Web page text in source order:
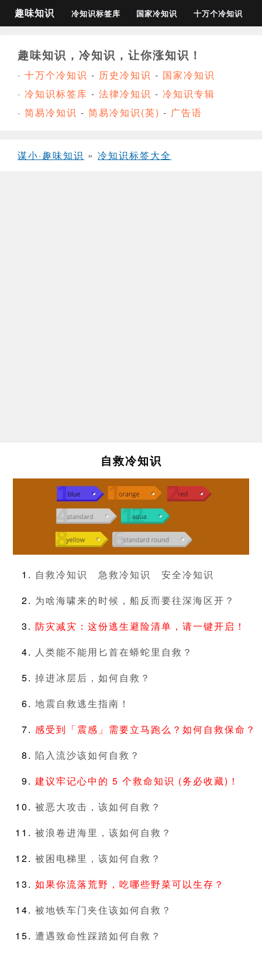
趣味知识 冷知识标签库 国家冷知识 十万个冷知识
趣味知识，冷知识，让你涨知识！
· 十万个冷知识 - 历史冷知识 - 国家冷知识
· 冷知识标签库 - 法律冷知识 - 冷知识专辑
· 简易冷知识 - 简易冷知识(英) - 广告语
谋小·趣味知识 » 冷知识标签大全
自救冷知识
自救冷知识 急救冷知识
安全冷知识
为啥海啸来的时候，船反而要往深海区开？
防灾减灾：这份逃生避险清单，请一键开启！
人类能不能用匕首在蟒蛇里自救？
掉进冰层后，如何自救？
地震自救逃生指南！
感受到「震感」需要立马跑么？如何自救保命？
陷入流沙该如何自救？
建议牢记心中的 5 个救命知识 (务必收藏)！
被恶大攻击，该如何自救？
被浪卷进海里，该如何自救？
被困电梯里，该如何自救？
如果你流落荒野，吃哪些野菜可以生存？
被地铁车门夹住该如何自救？
遭遇致命性踩踏如何自救？